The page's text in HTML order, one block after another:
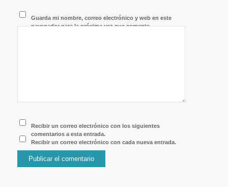
Guarda mi nombre, correo electrónico y web en este
navegador para la próxima vez que comente.
Recibir un correo electrónico con los siguientes
comentarios a esta entrada.
Recibir un correo electrónico con cada nueva entrada.